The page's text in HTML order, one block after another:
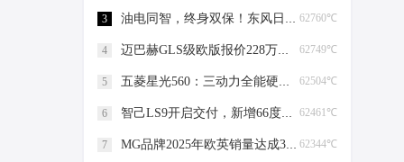
62760℃
3 油电同智，终身双保！东风日产十五代轩逸焕新上市
62749℃
4 迈巴赫GLS级欧版报价228万起 直降40万
62504℃
5 五菱星光560：三动力全能硬派大空间SUV东盟车展首秀
62461℃
6 智己LS9开启交付，新增66度超级骁遥MAX电池产线
62344℃
7 MG品牌2025年欧英销量达成30万辆，这一数据的“含金量”有多少？